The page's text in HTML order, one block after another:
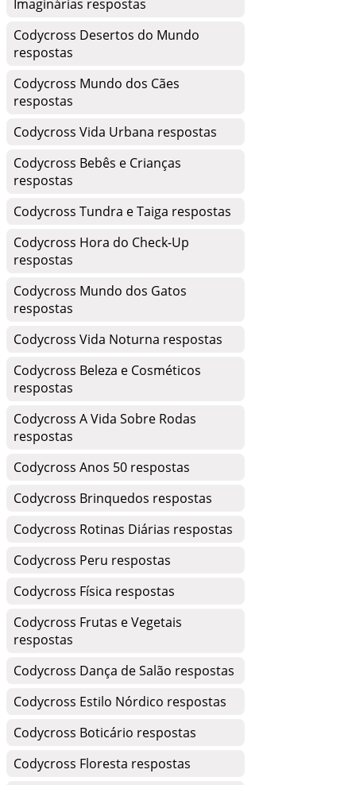
Imaginárias respostas
Codycross Desertos do Mundo
respostas
Codycross Mundo dos Cães
respostas
Codycross Vida Urbana respostas
Codycross Bebês e Crianças
respostas
Codycross Tundra e Taiga respostas
Codycross Hora do Check-Up
respostas
Codycross Mundo dos Gatos
respostas
Codycross Vida Noturna respostas
Codycross Beleza e Cosméticos
respostas
Codycross A Vida Sobre Rodas
respostas
Codycross Anos 50 respostas
Codycross Brinquedos respostas
Codycross Rotinas Diárias respostas
Codycross Peru respostas
Codycross Física respostas
Codycross Frutas e Vegetais
respostas
Codycross Dança de Salão respostas
Codycross Estilo Nórdico respostas
Codycross Boticário respostas
Codycross Floresta respostas